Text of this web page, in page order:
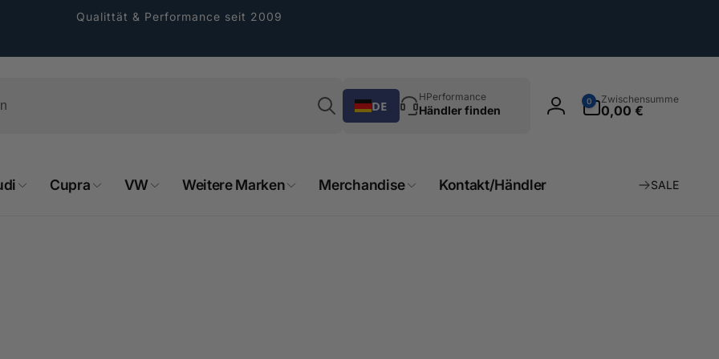
Qualittät & Performance seit 2009
Suchen
DE
HPerformance
Händler finden Einloggen
0
Artikel
Zwischensumme
0,00 €
Cupra VW Weitere Marken Merchandise Kontakt/Händler SALE